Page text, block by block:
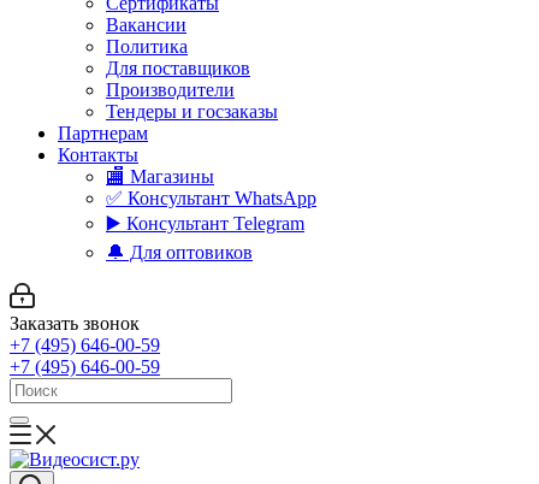
Вакансии
Политика
Для поставщиков
Производители
Тендеры и госзаказы
Партнерам
Контакты
🏬 Магазины
✅️ Консультант WhatsApp
▶️ Консультант Telegram
🔔 Для оптовиков
Заказать звонок
+7 (495) 646-00-59
+7 (495) 646-00-59